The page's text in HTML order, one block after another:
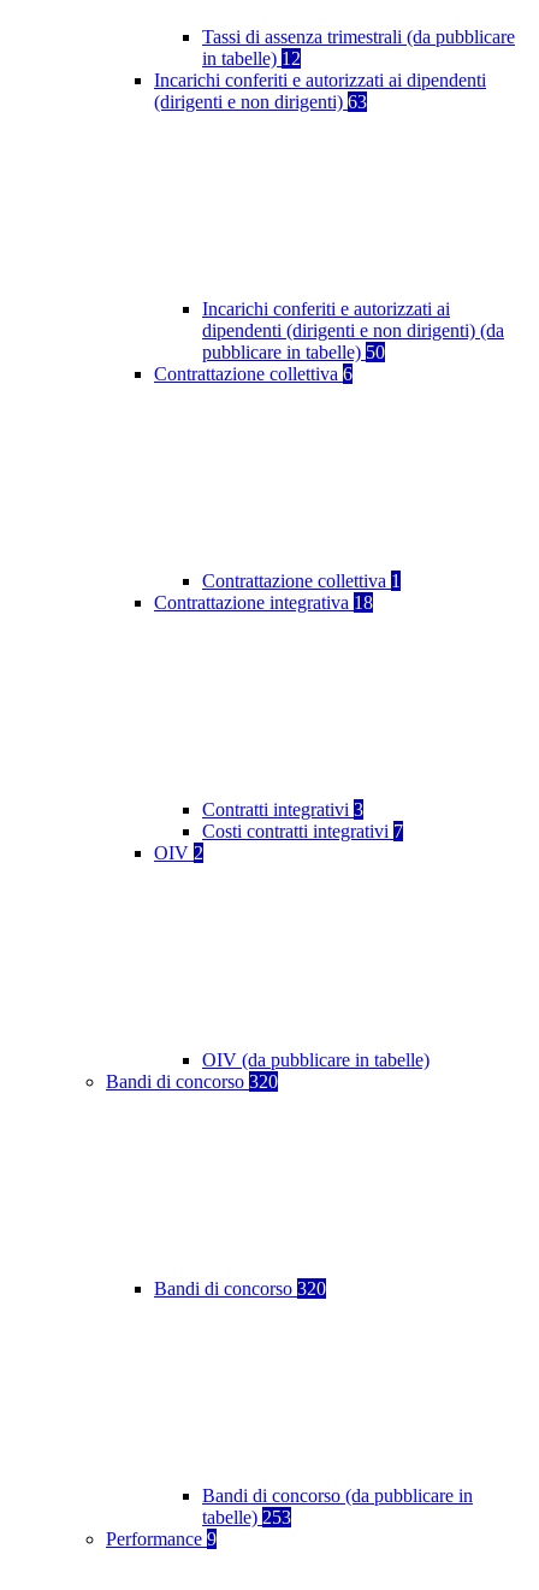
Tassi di assenza trimestrali (da pubblicare
in tabelle) 12
Incarichi conferiti e autorizzati ai dipendenti
(dirigenti e non dirigenti) 63
Incarichi conferiti e autorizzati ai
dipendenti (dirigenti e non dirigenti) (da
pubblicare in tabelle) 50
Contrattazione collettiva 6
Contrattazione collettiva 1
Contrattazione integrativa 18
Contratti integrativi 3
Costi contratti integrativi 7
OIV 2
OIV (da pubblicare in tabelle)
Bandi di concorso 320
Bandi di concorso 320
Bandi di concorso (da pubblicare in
tabelle) 253
Performance 9